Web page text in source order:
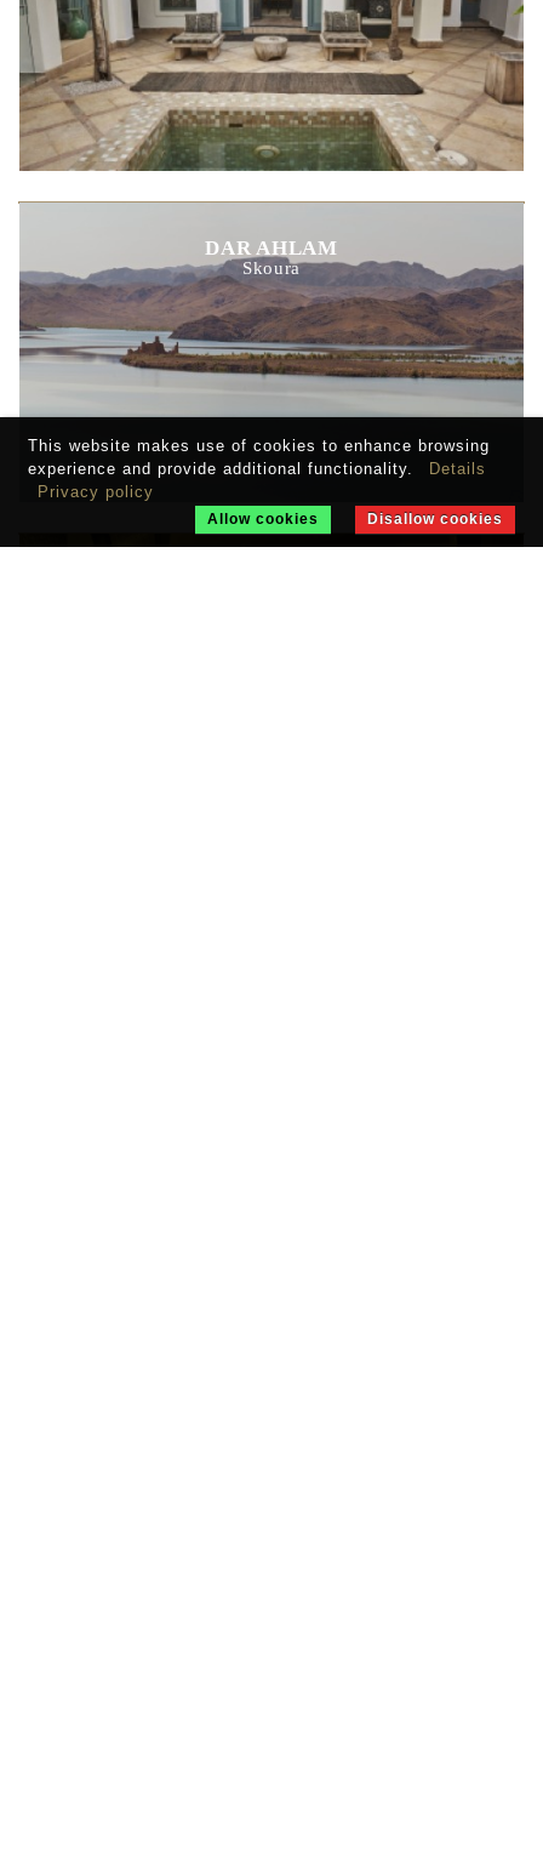
DAR AHLAM
Skoura
This website makes use of cookies to enhance browsing
experience and provide additional functionality.
Details
Privacy policy
Disallow cookies
Allow cookies